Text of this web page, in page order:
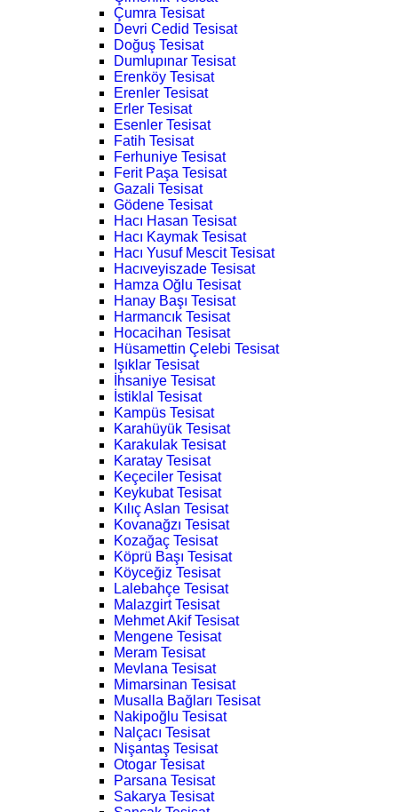
Çumra Tesisat
Devri Cedid Tesisat
Doğuş Tesisat
Dumlupınar Tesisat
Erenköy Tesisat
Erenler Tesisat
Erler Tesisat
Esenler Tesisat
Fatih Tesisat
Ferhuniye Tesisat
Ferit Paşa Tesisat
Gazali Tesisat
Gödene Tesisat
Hacı Hasan Tesisat
Hacı Kaymak Tesisat
Hacı Yusuf Mescit Tesisat
Hacıveyiszade Tesisat
Hamza Oğlu Tesisat
Hanay Başı Tesisat
Harmancık Tesisat
Hocacihan Tesisat
Hüsamettin Çelebi Tesisat
Işıklar Tesisat
İhsaniye Tesisat
İstiklal Tesisat
Kampüs Tesisat
Karahüyük Tesisat
Karakulak Tesisat
Karatay Tesisat
Keçeciler Tesisat
Keykubat Tesisat
Kılıç Aslan Tesisat
Kovanağzı Tesisat
Kozağaç Tesisat
Köprü Başı Tesisat
Köyceğiz Tesisat
Lalebahçe Tesisat
Malazgirt Tesisat
Mehmet Akif Tesisat
Mengene Tesisat
Meram Tesisat
Mevlana Tesisat
Mimarsinan Tesisat
Musalla Bağları Tesisat
Nakipoğlu Tesisat
Nalçacı Tesisat
Nişantaş Tesisat
Otogar Tesisat
Parsana Tesisat
Sakarya Tesisat